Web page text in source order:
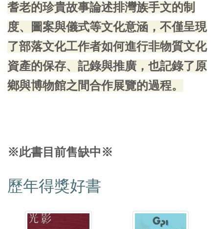
耆老的珍貴故事論述排灣族手文的制
度、圖案與儀式等文化意涵，不僅呈現
了部落文化工作者如何進行非物質文化
資產的保存、記錄與推廣，也記錄了原
鄉與博物館之間合作展覽的過程。
※此書目前售缺中※
歷年得獎好書